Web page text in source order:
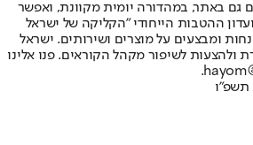
גם באתר, במהדורה יומית מקוונת, ואפשר
ההטבות הייחודי "הקליקה של ישראל
ומבצעים על מוצרים ושירותים. ישראל
ולהצעות לשיפור מקהל הקוראים. פנו אלינו
תשפ"ו